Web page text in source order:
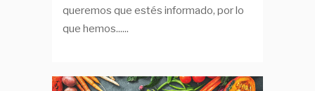
queremos que estés informado, por lo
que hemos......